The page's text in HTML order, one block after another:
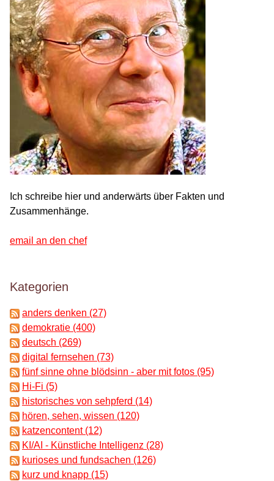
Ich schreibe hier und anderwärts über Fakten und
Zusammenhänge.
email an den chef
Kategorien
anders denken (27)
demokratie (400)
deutsch (269)
digital fernsehen (73)
fünf sinne ohne blödsinn - aber mit fotos (95)
Hi-Fi (5)
historisches von sehpferd (14)
hören, sehen, wissen (120)
katzencontent (12)
KI/AI - Künstliche Intelligenz (28)
kurioses und fundsachen (126)
kurz und knapp (15)